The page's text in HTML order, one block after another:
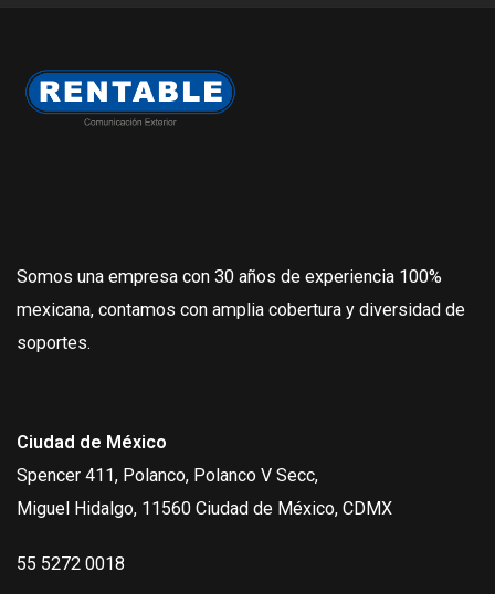
Somos una empresa con 30 años de experiencia 100%
mexicana, contamos con amplia cobertura y diversidad de
soportes.
Ciudad de México
Spencer 411, Polanco, Polanco V Secc,
Miguel Hidalgo, 11560 Ciudad de México, CDMX
55 5272 0018